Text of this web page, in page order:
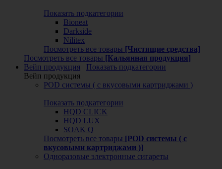
Показать подкатегории
Bioneat
Darkside
Nilitex
Посмотреть все товары [Чистящие средства]
Посмотреть все товары [Кальянная продукция]
Вейп продукция
Показать подкатегории
Вейп продукция
POD системы ( с вкусовыми картриджами )
Показать подкатегории
HQD CLICK
HQD LUX
SOAK Q
Посмотреть все товары [POD системы ( с
вкусовыми картриджами )]
Одноразовые электронные сигареты